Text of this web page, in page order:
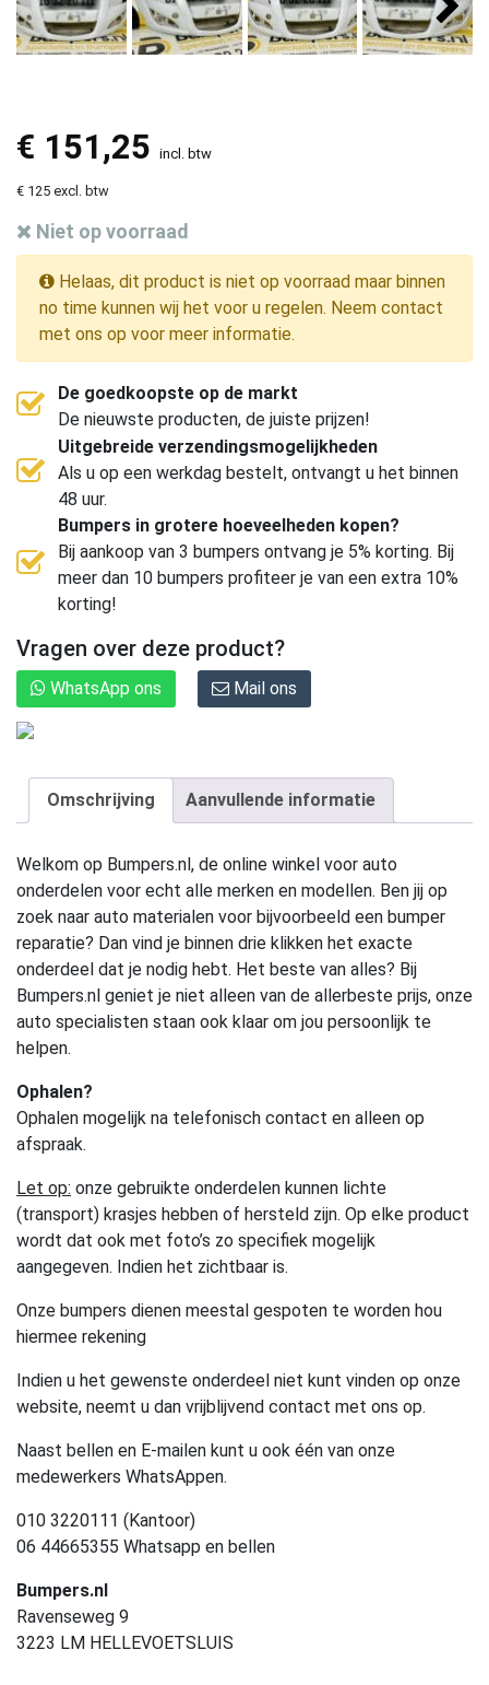
€ 151,25 incl. btw
€ 125 excl. btw
Niet op voorraad
Helaas, dit product is niet op voorraad maar binnen
no time kunnen wij het voor u regelen. Neem contact
met ons op voor meer informatie.
De goedkoopste op de markt
De nieuwste producten, de juiste prijzen!
Uitgebreide verzendingsmogelijkheden
Als u op een werkdag bestelt, ontvangt u het binnen
48 uur.
Bumpers in grotere hoeveelheden kopen?
Bij aankoop van 3 bumpers ontvang je 5% korting. Bij
meer dan 10 bumpers profiteer je van een extra 10%
korting!
Vragen over deze product?
WhatsApp ons Mail ons
Omschrijving Aanvullende informatie
Welkom op Bumpers.nl, de online winkel voor auto
onderdelen voor echt alle merken en modellen. Ben jij op
zoek naar auto materialen voor bijvoorbeeld een bumper
reparatie? Dan vind je binnen drie klikken het exacte
onderdeel dat je nodig hebt. Het beste van alles? Bij
Bumpers.nl geniet je niet alleen van de allerbeste prijs, onze
auto specialisten staan ook klaar om jou persoonlijk te
helpen.
Ophalen?
Ophalen mogelijk na telefonisch contact en alleen op
afspraak.
Let op: onze gebruikte onderdelen kunnen lichte
(transport) krasjes hebben of hersteld zijn. Op elke product
wordt dat ook met foto’s zo specifiek mogelijk
aangegeven. Indien het zichtbaar is.
Onze bumpers dienen meestal gespoten te worden hou
hiermee rekening
Indien u het gewenste onderdeel niet kunt vinden op onze
website, neemt u dan vrijblijvend contact met ons op.
Naast bellen en E-mailen kunt u ook één van onze
medewerkers WhatsAppen.
010 3220111 (Kantoor)
06 44665355 Whatsapp en bellen
Bumpers.nl
Ravenseweg 9
3223 LM HELLEVOETSLUIS